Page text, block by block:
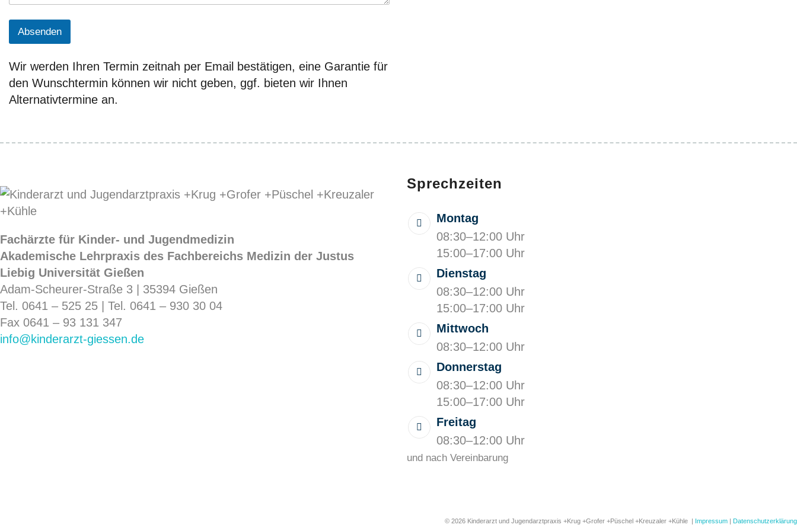
Absenden
Wir werden Ihren Termin zeitnah per Email bestätigen, eine Garantie für
den Wunschtermin können wir nicht geben, ggf. bieten wir Ihnen
Alternativtermine an.
Fachärzte für Kinder- und Jugendmedizin
Akademische Lehrpraxis des Fachbereichs Medizin der Justus
Liebig Universität Gießen
Adam-Scheurer-Straße 3 | 35394 Gießen
Tel. 0641 – 525 25 | Tel. 0641 – 930 30 04
Fax 0641 – 93 131 347
info@kinderarzt-giessen.de
Sprechzeiten
Montag
08:30–12:00 Uhr
15:00–17:00 Uhr
Dienstag
08:30–12:00 Uhr
15:00–17:00 Uhr
Mittwoch
08:30–12:00 Uhr
Donnerstag
08:30–12:00 Uhr
15:00–17:00 Uhr
Freitag
08:30–12:00 Uhr
und nach Vereinbarung
© 2026 Kinderarzt und Jugendarztpraxis +Krug +Grofer +Püschel +Kreuzaler +Kühle | Impressum Datenschutzerklärung